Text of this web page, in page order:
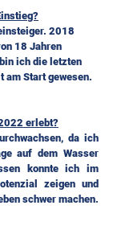
2018
18 Jahren
ich die letzten
am Start gewesen.
erlebt?
da ich
auf dem Wasser
konnte ich im
zeigen und
schwer machen.